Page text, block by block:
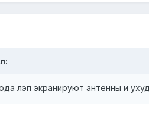
лэп экранируют антенны и